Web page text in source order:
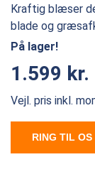
Kraftig blæser
blade og
På lager!
1.599 kr.
Vejl. pris inkl.
RING TIL OS